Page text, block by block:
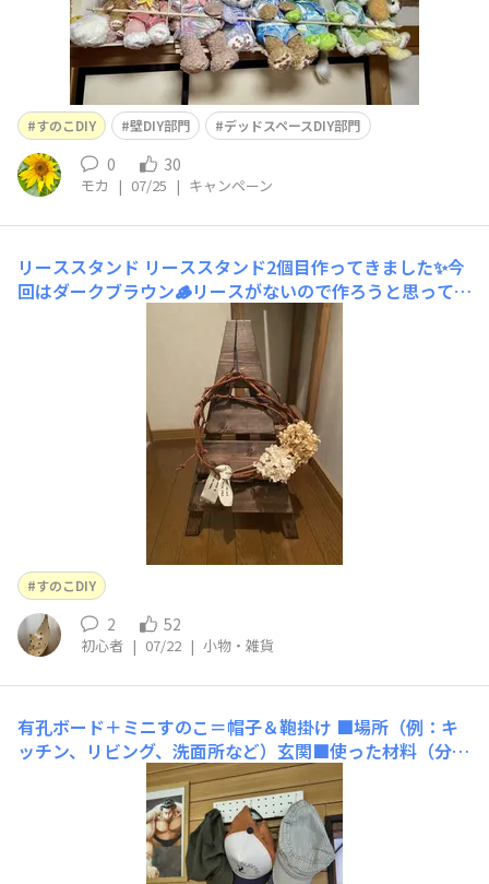
すのこDIY 壁DIY部門 デッドスペースDIY部門
0 30
モカ | 07/25 | キャンペーン
リーススタンド リーススタンド2個目作ってきました✨今
回はダークブラウン🪵リースがないので作ろうと思って買
っておいたベースにアナベルを挿して即席リースを飾りま
した😄1つ目のウォルナット自作のスノコを使ったリース
スタンド😆本物が２つできたので、なんちゃってスノコリ
ーススタンドは壁飾り用にリメイクしてみようかと考えて
すのこDIY
2 52
初心者 | 07/22 | 小物・雑貨
有孔ボード＋ミニすのこ＝帽子＆鞄掛け ■場所（例：キ
ッチン、リビング、洗面所など）玄関■使った材料（分か
る範囲で）・有孔ボード・針金・ミニすのこ・S字フック
■工程（分かる範囲で）ミニすのこと有孔ボードを釘で固
定し、フックの形に折り曲げた針金を好きな穴に差せば簡
単帽子掛けの出来上がり！■こだわりポイント有孔ボード
だけでは壁に取り付けるのが